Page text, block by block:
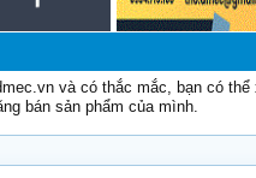
và có thắc mắc, bạn có
bán sản phẩm của mình.